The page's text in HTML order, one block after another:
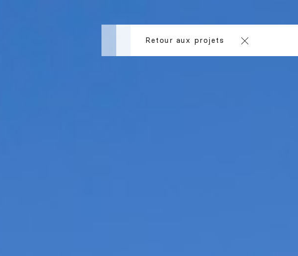
Retour aux projets